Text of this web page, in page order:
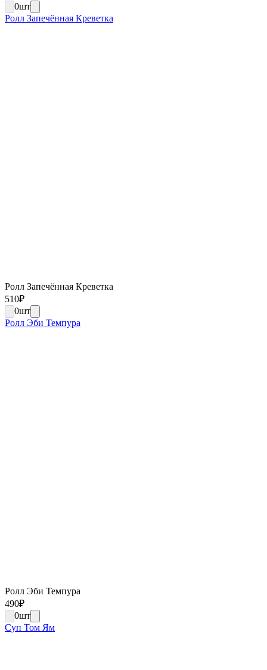
0шт
Ролл Запечённая Креветка
Ролл Запечённая Креветка
510₽
0шт
Ролл Эби Темпура
Ролл Эби Темпура
490₽
0шт
Суп Том Ям